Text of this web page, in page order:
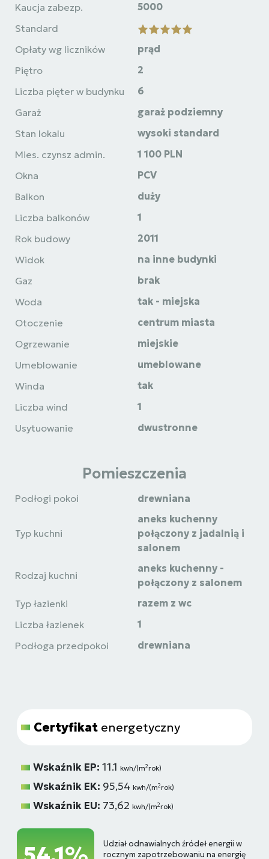
Kaucja zabezp.
5000
Standard
Opłaty wg liczników
prąd
Piętro
2
Liczba pięter w budynku
6
Garaż
garaż podziemny
Stan lokalu
wysoki standard
Mies. czynsz admin.
1 100 PLN
Okna
PCV
Balkon
duży
Liczba balkonów
1
Rok budowy
2011
Widok
na inne budynki
Gaz
brak
Woda
tak - miejska
Otoczenie
centrum miasta
Ogrzewanie
miejskie
Umeblowanie
umeblowane
Winda
tak
Liczba wind
1
Usytuowanie
dwustronne
Pomieszczenia
Podłogi pokoi drewniana
Typ kuchni
aneks kuchenny
połączony z jadalnią i
salonem
Rodzaj kuchni
aneks kuchenny -
połączony z salonem
Typ łazienki
razem z wc
Liczba łazienek
1
Podłoga przedpokoi
drewniana
Certyfikat energetyczny
Wskaźnik EP: 11.1 kwh/(m2rok)
Wskaźnik EK: 95,54 kwh/(m2rok)
Wskaźnik EU: 73,62 kwh/(m2rok)
Udział odnawialnych źródeł energii w
rocznym zapotrzebowaniu na energię